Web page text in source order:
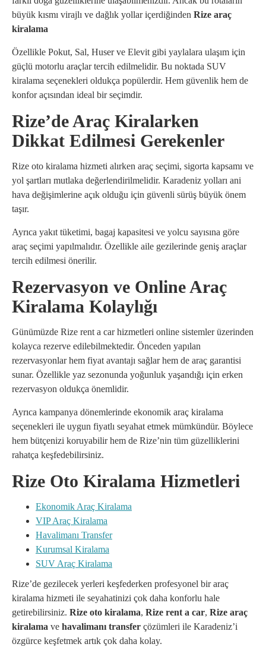
büyük kısmı virajlı ve dağlık yollar içerdiğinden Rize araç
kiralama
Özellikle Pokut, Sal, Huser ve Elevit gibi yaylalara ulaşım için
güçlü motorlu araçlar tercih edilmelidir. Bu noktada SUV
kiralama seçenekleri oldukça popülerdir. Hem güvenlik hem de
konfor açısından ideal bir seçimdir.
Rize’de Araç Kiralarken
Dikkat Edilmesi Gerekenler
Rize oto kiralama hizmeti alırken araç seçimi, sigorta kapsamı ve
yol şartları mutlaka değerlendirilmelidir. Karadeniz yolları ani
hava değişimlerine açık olduğu için güvenli sürüş büyük önem
taşır.
Ayrıca yakıt tüketimi, bagaj kapasitesi ve yolcu sayısına göre
araç seçimi yapılmalıdır. Özellikle aile gezilerinde geniş araçlar
tercih edilmesi önerilir.
Rezervasyon ve Online Araç
Kiralama Kolaylığı
Günümüzde Rize rent a car hizmetleri online sistemler üzerinden
kolayca rezerve edilebilmektedir. Önceden yapılan
rezervasyonlar hem fiyat avantajı sağlar hem de araç garantisi
sunar. Özellikle yaz sezonunda yoğunluk yaşandığı için erken
rezervasyon oldukça önemlidir.
Ayrıca kampanya dönemlerinde ekonomik araç kiralama
seçenekleri ile uygun fiyatlı seyahat etmek mümkündür. Böylece
hem bütçenizi koruyabilir hem de Rize’nin tüm güzelliklerini
rahatça keşfedebilirsiniz.
Rize Oto Kiralama Hizmetleri
Ekonomik Araç Kiralama
VIP Araç Kiralama
Havalimanı Transfer
Kurumsal Kiralama
SUV Araç Kiralama
Rize’de gezilecek yerleri keşfederken profesyonel bir araç
kiralama hizmeti ile seyahatinizi çok daha konforlu hale
getirebilirsiniz. Rize oto kiralama, Rize rent a car, Rize araç
kiralama ve havalimanı transfer çözümleri ile Karadeniz’i
özgürce keşfetmek artık çok daha kolay.